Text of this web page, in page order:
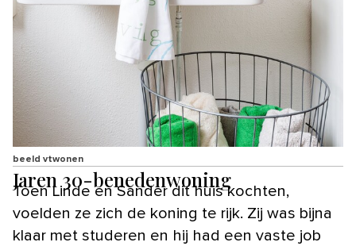
beeld vtwonen
Jaren 30-benedenwoning
Toen Linde en Sander dit huis kochten,
voelden ze zich de koning te rijk. Zij was bijna
klaar met studeren en hij had een vaste job